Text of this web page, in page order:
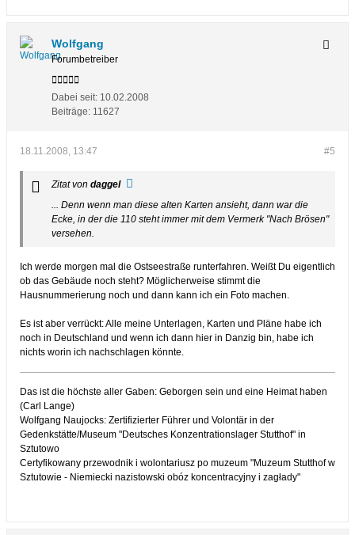
Wolfgang
Forumbetreiber
Dabei seit: 10.02.2008
Beiträge: 11627
#5
18.11.2008, 13:47
Zitat von daggel
... Denn wenn man diese alten Karten ansieht, dann war die
Ecke, in der die 110 steht immer mit dem Vermerk "Nach Brösen"
versehen.
Ich werde morgen mal die Ostseestraße runterfahren. Weißt Du eigentlich
ob das Gebäude noch steht? Möglicherweise stimmt die
Hausnummerierung noch und dann kann ich ein Foto machen.
Es ist aber verrückt: Alle meine Unterlagen, Karten und Pläne habe ich
noch in Deutschland und wenn ich dann hier in Danzig bin, habe ich
nichts worin ich nachschlagen könnte.
Das ist die höchste aller Gaben: Geborgen sein und eine Heimat haben
(Carl Lange)
Wolfgang Naujocks: Zertifizierter Führer und Volontär in der
Gedenkstätte/Museum "Deutsches Konzentrationslager Stutthof" in
Sztutowo
Certyfikowany przewodnik i wolontariusz po muzeum "Muzeum Stutthof w
Sztutowie - Niemiecki nazistowski obóz koncentracyjny i zagłady"